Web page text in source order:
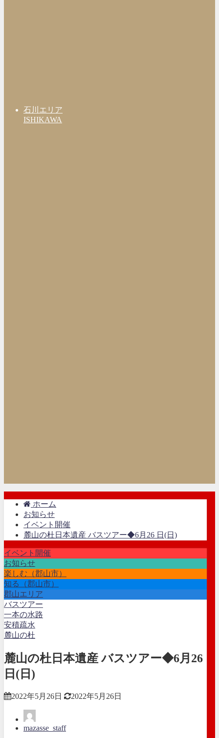
石川エリア
ISHIKAWA
ホーム
お知らせ
イベント開催
麓山の杜日本遺産 バスツアー◆6月26 日(日)
イベント開催
お知らせ
楽しむ（郡山市）
知る（郡山市）
郡山エリア
バスツアー
一本の水路
安積疏水
麓山の杜
麓山の杜日本遺産 バスツアー◆6月26
日(日)
2022年5月26日 2022年5月26日
mazasse_staff